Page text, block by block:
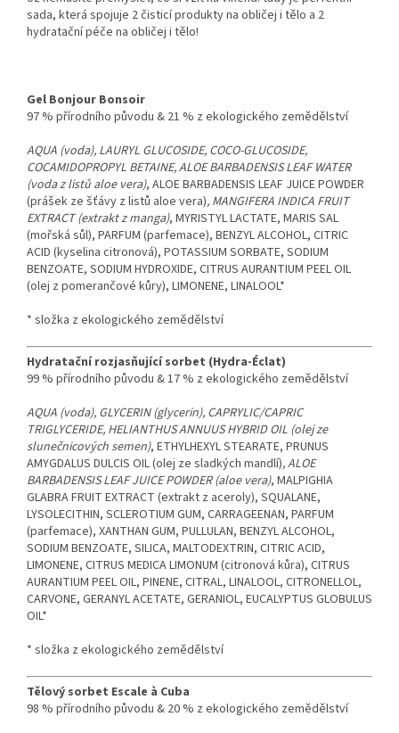
sada, která spojuje 2 čisticí produkty na obličej i tělo a 2
hydratační péče na obličej i tělo!
Gel Bonjour Bonsoir
97 % přírodního původu & 21 % z ekologického zemědělství
AQUA (voda), LAURYL GLUCOSIDE, COCO-GLUCOSIDE,
COCAMIDOPROPYL BETAINE, ALOE BARBADENSIS LEAF WATER
(voda z listů aloe vera), ALOE BARBADENSIS LEAF JUICE POWDER
(prášek ze šťávy z listů aloe vera), MANGIFERA INDICA FRUIT
EXTRACT (extrakt z manga), MYRISTYL LACTATE, MARIS SAL
(mořská sůl), PARFUM (parfemace), BENZYL ALCOHOL, CITRIC
ACID (kyselina citronová), POTASSIUM SORBATE, SODIUM
BENZOATE, SODIUM HYDROXIDE, CITRUS AURANTIUM PEEL OIL
(olej z pomerančové kůry), LIMONENE, LINALOOL*
* složka z ekologického zemědělství
Hydratační rozjasňující sorbet (Hydra-Éclat)
99 % přírodního původu & 17 % z ekologického zemědělství
AQUA (voda), GLYCERIN (glycerin), CAPRYLIC/CAPRIC
TRIGLYCERIDE, HELIANTHUS ANNUUS HYBRID OIL (olej ze
slunečnicových semen), ETHYLHEXYL STEARATE, PRUNUS
AMYGDALUS DULCIS OIL (olej ze sladkých mandlí), ALOE
BARBADENSIS LEAF JUICE POWDER (aloe vera), MALPIGHIA
GLABRA FRUIT EXTRACT (extrakt z aceroly), SQUALANE,
LYSOLECITHIN, SCLEROTIUM GUM, CARRAGEENAN, PARFUM
(parfemace), XANTHAN GUM, PULLULAN, BENZYL ALCOHOL,
SODIUM BENZOATE, SILICA, MALTODEXTRIN, CITRIC ACID,
LIMONENE, CITRUS MEDICA LIMONUM (citronová kůra), CITRUS
AURANTIUM PEEL OIL, PINENE, CITRAL, LINALOOL, CITRONELLOL,
CARVONE, GERANYL ACETATE, GERANIOL, EUCALYPTUS GLOBULUS
OIL*
* složka z ekologického zemědělství
Tělový sorbet Escale à Cuba
98 % přírodního původu & 20 % z ekologického zemědělství